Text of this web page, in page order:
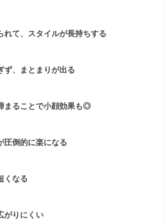
れて、スタイルが長持ちする
ず、まとまりが出る
まることで小顔効果も◎
圧倒的に楽になる
くなる
がりにくい